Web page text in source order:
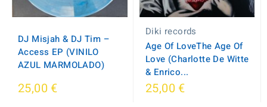
DJ Misjah & DJ Tim ‎–
Access EP (VINILO
AZUL MARMOLADO)
25,00 €
Diki records
Age Of LoveThe Age Of
Love (Charlotte De Witte
& Enrico...
25,00 €